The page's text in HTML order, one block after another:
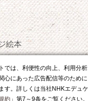
では、利便性の向上、利用分
心にあった広告配信等のため
す。詳しくは当社NHKエデュ
約 」第7～9条をご覧ください
絵本
おやつ
レシピ